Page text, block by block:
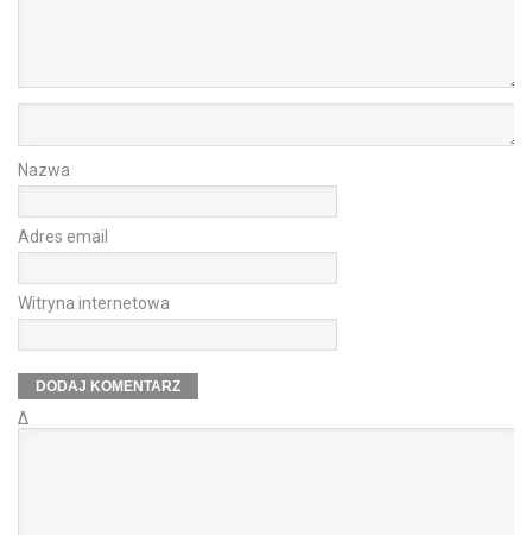
Nazwa
Adres email
Witryna internetowa
Δ